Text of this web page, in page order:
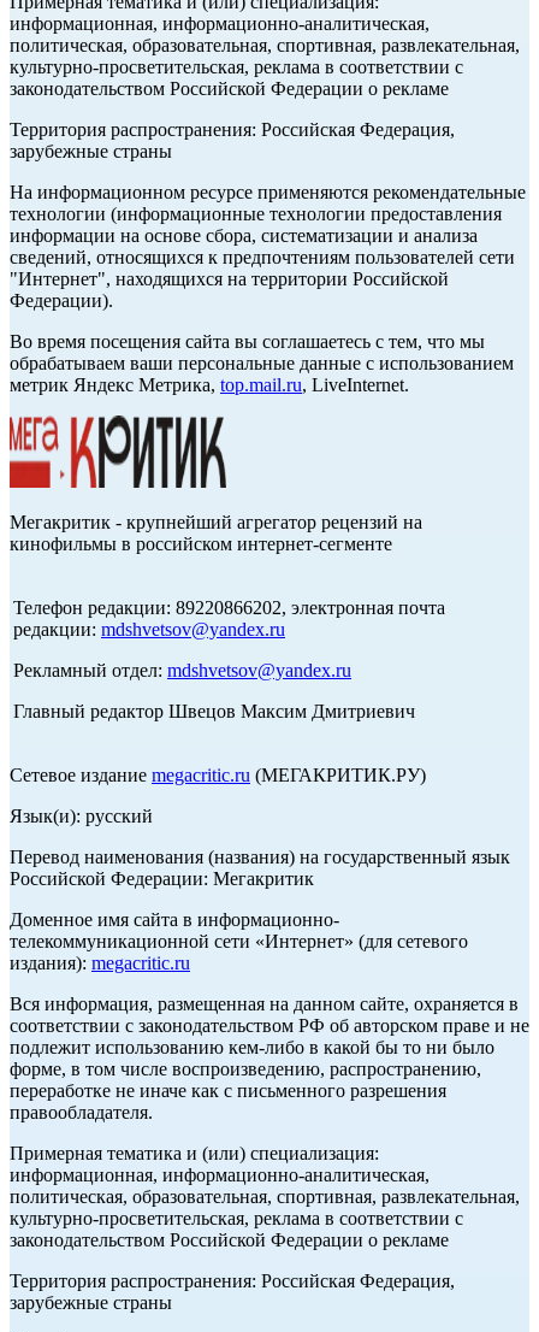
информационная, информационно-аналитическая,
политическая, образовательная, спортивная, развлекательная,
культурно-просветительская, реклама в соответствии с
законодательством Российской Федерации о рекламе
Территория распространения: Российская Федерация,
зарубежные страны
На информационном ресурсе применяются рекомендательные
технологии (информационные технологии предоставления
информации на основе сбора, систематизации и анализа
сведений, относящихся к предпочтениям пользователей сети
"Интернет", находящихся на территории Российской
Федерации).
Во время посещения сайта вы соглашаетесь с тем, что мы
обрабатываем ваши персональные данные с использованием
метрик Яндекс Метрика, top.mail.ru, LiveInternet.
Мегакритик - крупнейший агрегатор рецензий на
кинофильмы в российском интернет-сегменте
Телефон редакции: 89220866202, электронная почта
редакции: mdshvetsov@yandex.ru
Рекламный отдел: mdshvetsov@yandex.ru
Главный редактор Швецов Максим Дмитриевич
Сетевое издание megacritic.ru (МЕГАКРИТИК.РУ)
Язык(и): русский
Перевод наименования (названия) на государственный язык
Российской Федерации: Мегакритик
Доменное имя сайта в информационно-
телекоммуникационной сети «Интернет» (для сетевого
издания): megacritic.ru
Вся информация, размещенная на данном сайте, охраняется в
соответствии с законодательством РФ об авторском праве и не
подлежит использованию кем-либо в какой бы то ни было
форме, в том числе воспроизведению, распространению,
переработке не иначе как с письменного разрешения
правообладателя.
Примерная тематика и (или) специализация:
информационная, информационно-аналитическая,
политическая, образовательная, спортивная, развлекательная,
культурно-просветительская, реклама в соответствии с
законодательством Российской Федерации о рекламе
Территория распространения: Российская Федерация,
зарубежные страны